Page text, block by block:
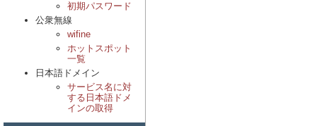
初期パスワード
公衆無線
wifine
ホットスポット
一覧
日本語ドメイン
サービス名に対
する日本語ドメ
インの取得